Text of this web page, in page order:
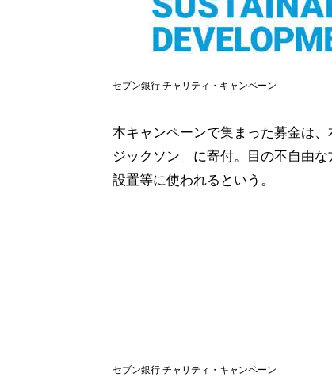
セブン銀行 チャリティ・キャンペーン
本キャンペーンで集まった募金は
ジックソン」に寄付。目の不自由
設置等に使われるという。
セブン銀行 チャリティ・キャンペーン